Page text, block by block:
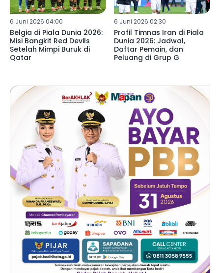
6 Juni 2026 04:00
Belgia di Piala Dunia 2026:
Misi Bangkit Red Devils
Setelah Mimpi Buruk di
Qatar
6 Juni 2026 02:30
Profil Timnas Iran di Piala
Dunia 2026: Jadwal,
Daftar Pemain, dan
Peluang di Grup G